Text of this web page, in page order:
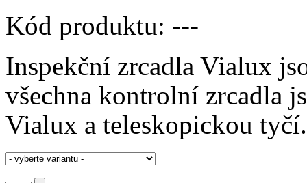
Kód produktu: ---
Inspekční zrcadla Vialux
všechna kontrolní zrcadla
Vialux a teleskopickou tyčí.